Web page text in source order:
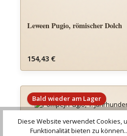
Leween Pugio, römischer Dolch
Regulärer Preis:
154,43 €
Bald wieder am Lager
Diese Website verwendet Cookies,
Funktionalität bieten zu